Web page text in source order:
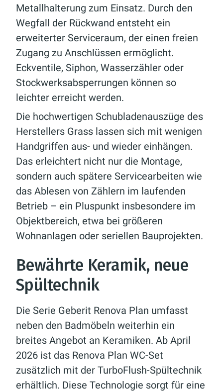
Metallhalterung zum Einsatz. Durch den
Wegfall der Rückwand entsteht ein
erweiterter Serviceraum, der einen freien
Zugang zu Anschlüssen ermöglicht.
Eckventile, Siphon, Wasserzähler oder
Stockwerksabsperrungen können so
leichter erreicht werden.
Die hochwertigen Schubladenauszüge des
Herstellers Grass lassen sich mit wenigen
Handgriffen aus- und wieder einhängen.
Das erleichtert nicht nur die Montage,
sondern auch spätere Servicearbeiten wie
das Ablesen von Zählern im laufenden
Betrieb – ein Pluspunkt insbesondere im
Objektbereich, etwa bei größeren
Wohnanlagen oder seriellen Bauprojekten.
Bewährte Keramik, neue
Spültechnik
Die Serie Geberit Renova Plan umfasst
neben den Badmöbeln weiterhin ein
breites Angebot an Keramiken. Ab April
2026 ist das Renova Plan WC-Set
zusätzlich mit der TurboFlush-Spültechnik
erhältlich. Diese Technologie sorgt für eine